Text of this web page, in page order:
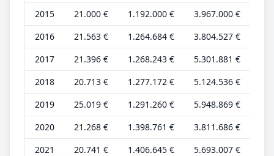
2015
21.000 € 1.192.000 € 3.967.000 €
2016
21.563 € 1.264.684 € 3.804.527 €
2017
21.396 € 1.268.243 € 5.301.881 €
2018
20.713 € 1.277.172 € 5.124.536 €
2019
25.019 € 1.291.260 € 5.948.869 €
2020
21.268 € 1.398.761 € 3.811.686 €
2021
20.741 € 1.406.645 € 5.693.007 €